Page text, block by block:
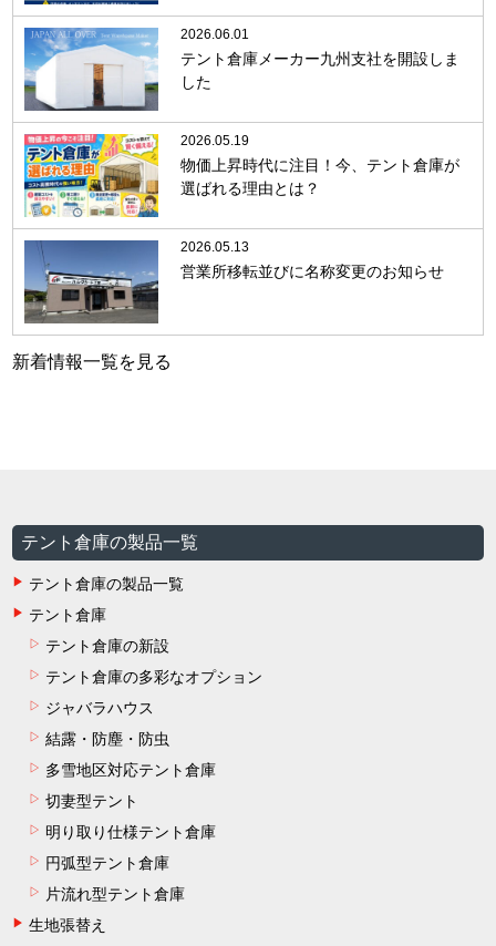
2026.06.01
テント倉庫メーカー九州支社を開設しま
した
2026.05.19
物価上昇時代に注目！今、テント倉庫が
選ばれる理由とは？
2026.05.13
営業所移転並びに名称変更のお知らせ
新着情報一覧を見る
テント倉庫の製品一覧
テント倉庫の製品一覧
テント倉庫
テント倉庫の新設
テント倉庫の多彩なオプション
ジャバラハウス
結露・防塵・防虫
多雪地区対応テント倉庫
切妻型テント
明り取り仕様テント倉庫
円弧型テント倉庫
片流れ型テント倉庫
生地張替え